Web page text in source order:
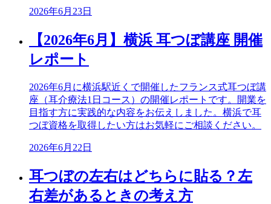
2026年6月23日
【2026年6月】横浜 耳つぼ講座 開催
レポート
2026年6月に横浜駅近くで開催したフランス式耳つぼ講
座（耳介療法1日コース）の開催レポートです。開業を
目指す方に実践的な内容をお伝えしました。横浜で耳
つぼ資格を取得したい方はお気軽にご相談ください。
2026年6月22日
耳つぼの左右はどちらに貼る？左
右差があるときの考え方